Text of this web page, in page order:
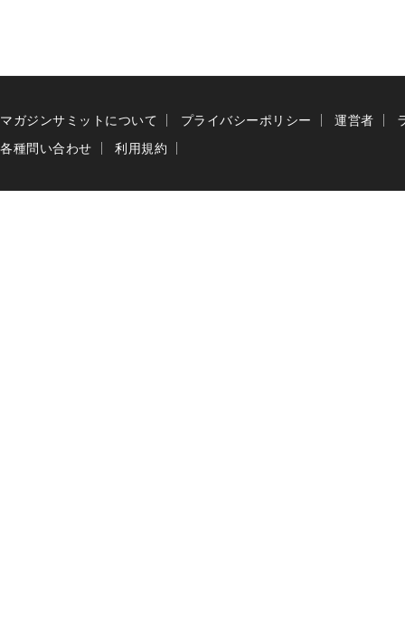
マガジンサミットについて プライバシーポリシー 運営者
各種問い合わせ
利用規約